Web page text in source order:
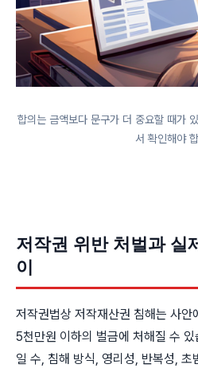
합의는 금액보다 문구가 더 중요할 때가
서 확인해야
저작권 위반 처벌과 실
이
저작권법상 저작재산권 침해는 사
5천만원 이하의 벌금에 처해질 수
일 수, 침해 방식, 영리성, 반복성,